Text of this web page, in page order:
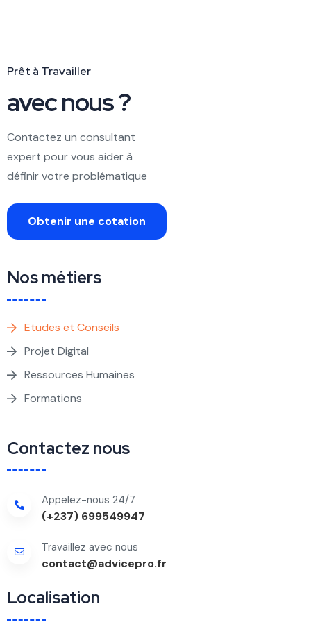
Prêt à Travailler
avec nous ?
Contactez un consultant
expert pour vous aider à
définir votre problématique
Obtenir une cotation
Nos métiers
Etudes et Conseils
Projet Digital
Ressources Humaines
Formations
Contactez nous
Appelez-nous 24/7
(+237) 699549947
Travaillez avec nous
contact@advicepro.fr
Localisation